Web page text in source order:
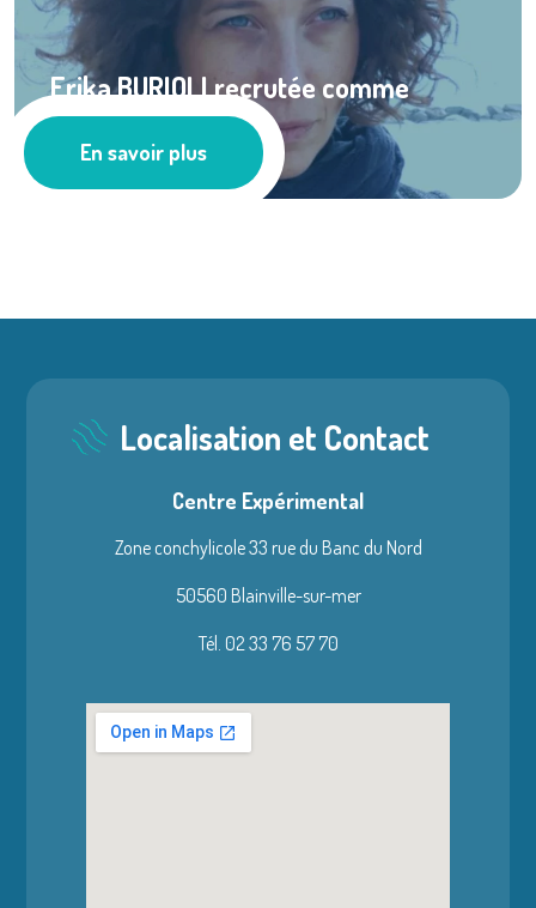
Erika BURIOLI recrutée comme
animatrice du ...
Les actus
En savoir plus
Localisation et Contact
Centre Expérimental
Zone conchylicole 33 rue du Banc du Nord
50560 Blainville-sur-mer
Tél. 02 33 76 57 70